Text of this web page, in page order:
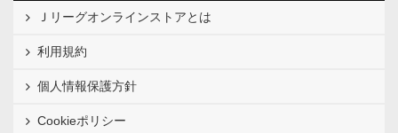
Ｊリーグオンラインストアとは
利用規約
個人情報保護方針
Cookieポリシー